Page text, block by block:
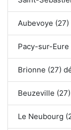
Aubevoye
Pacy-sur-
Brionne (27)
Beuzeville
Le Neubourg